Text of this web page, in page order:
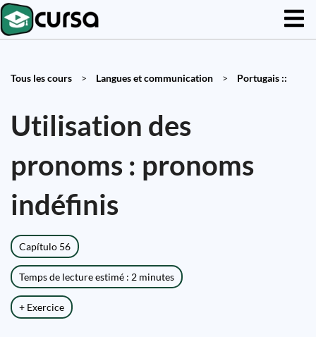
Tous les cours > Langues et communication > Portugais ::
Utilisation des
pronoms : pronoms
indéfinis
Capítulo 56
Temps de lecture estimé : 2 minutes
+ Exercice